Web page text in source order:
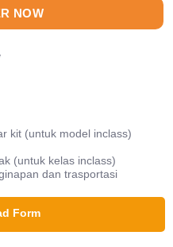
NOW
kit (untuk model inclass)
(untuk kelas inclass)
dan trasportasi
Form